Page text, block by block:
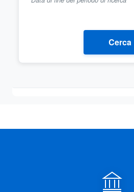
Cerca